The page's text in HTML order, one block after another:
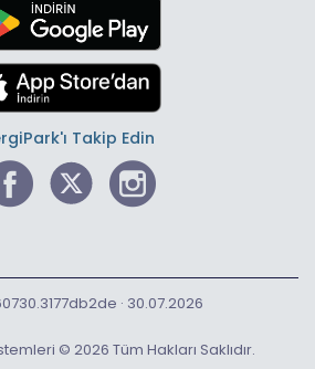
Takip Edin
© 2026 Tüm Hakları Saklıdır.
· 30.07.2026